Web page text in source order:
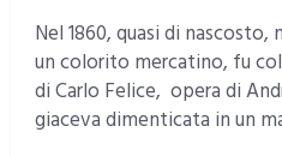
Nel 1860, quasi di
un colorito mercatino, fu
di Carlo Felice, opera di
giaceva dimenticata in un